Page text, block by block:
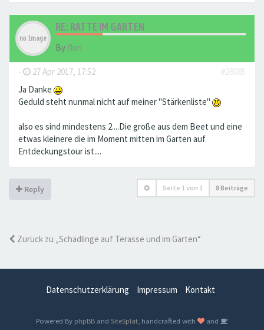
RE: RATTE IM GARTEN
By flori
- 27 Apr 2017, 17:52
#28085
Ja Danke
Geduld steht nunmal nicht auf meiner "Stärkenliste"
also es sind mindestens 2....Die große aus dem Beet und eine
etwas kleinere die im Moment mitten im Garten auf
Entdeckungstour ist....
Reply Seite 1von 1 8 Beiträge
Zurück zu „Schädlinge auf Terasse und im Garten“
Datenschutzerklärung Impressum Kontakt
Powered By phpBB and SiteSplat, handcrafted with and